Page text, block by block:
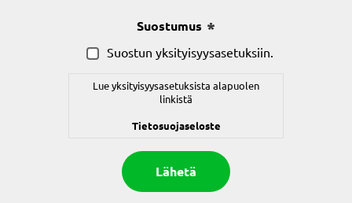
Suostumus
Suostun yksityisyysasetuksiin.
Lue yksityisyysasetuksista alapuolen
linkistä
Tietosuojaseloste